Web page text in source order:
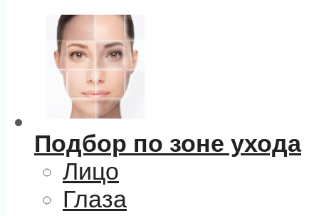
Подбор по зоне ухода
Лицо
Глаза